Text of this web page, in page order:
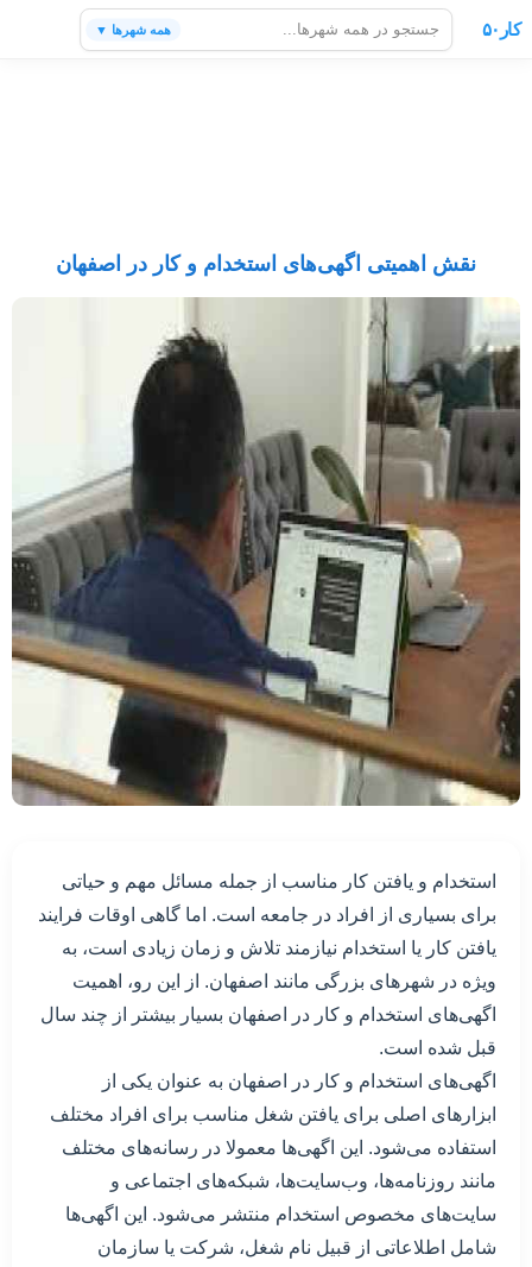
کار۵۰ همه شهرها ▼
نقش اهمیتی اگهی‌های استخدام و کار در اصفهان
استخدام و یافتن کار مناسب از جمله مسائل مهم و حیاتی
برای بسیاری از افراد در جامعه است. اما گاهی اوقات فرایند
یافتن کار یا استخدام نیازمند تلاش و زمان زیادی است، به
ویژه در شهرهای بزرگی مانند اصفهان. از این رو، اهمیت
اگهی‌های استخدام و کار در اصفهان بسیار بیشتر از چند سال
قبل شده است.
اگهی‌های استخدام و کار در اصفهان به عنوان یکی از
ابزارهای اصلی برای یافتن شغل مناسب برای افراد مختلف
استفاده می‌شود. این اگهی‌ها معمولا در رسانه‌های مختلف
مانند روزنامه‌ها، وب‌سایت‌ها، شبکه‌های اجتماعی و
سایت‌های مخصوص استخدام منتشر می‌شود. این اگهی‌ها
شامل اطلاعاتی از قبیل نام شغل، شرکت یا سازمان